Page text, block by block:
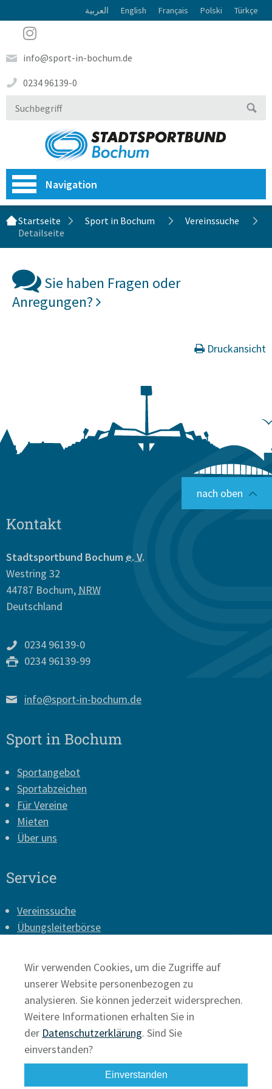
العربية English Français Polski Türkçe
info@sport-in-bochum.de
0234 96139-0
Navigation
Startseite Sport in Bochum
Vereinssuche
Detailseite
Sie haben Fragen oder
Anregungen?
Druckansicht
nach oben
Kontakt
Stadtsportbund Bochum e. V.
Westring 32
44787 Bochum, NRW
Deutschland
0234 96139-0
0234 96139-99
info@sport-in-bochum.de
Sport in Bochum
Sportangebot
Sportabzeichen
Für Vereine
Mieten
Über uns
Service
Vereinssuche
Übungsleiterbörse
Presse
Datenschutz
Wir verwenden Cookies, um die Zugriffe auf
unserer Website personenbezogen zu
analysieren. Sie können jederzeit widersprechen.
Weitere Informationen erhalten Sie in
der Datenschutzerklärung. Sind Sie
einverstanden?
Einverstanden